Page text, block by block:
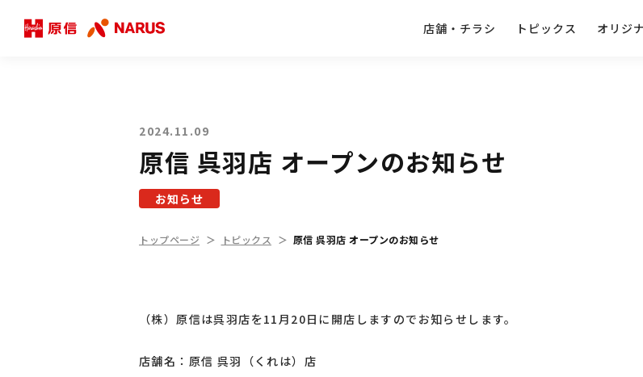
店舗・チラシ トピックス オリジ
2024.11.09
原信 呉羽店 オープンのお知らせ
お知らせ
トップページ トピックス 原信 呉羽店 オープンのお知らせ
（株）原信は呉羽店を11月20日に開店しますのでお知らせします。
店舗名：原信 呉羽（くれは）店